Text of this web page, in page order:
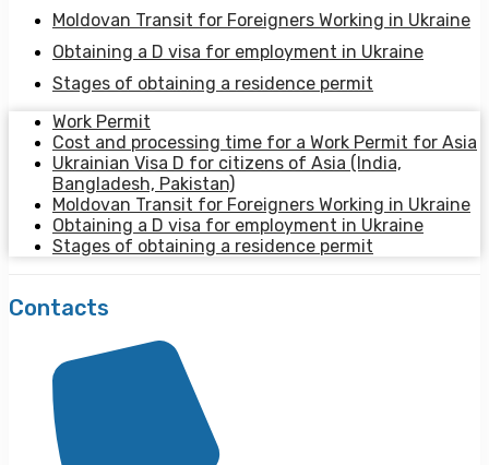
Moldovan Transit for Foreigners Working in Ukraine
Obtaining a D visa for employment in Ukraine
Stages of obtaining a residence permit
Work Permit
Cost and processing time for a Work Permit for Asia
Ukrainian Visa D for citizens of Asia (India,
Bangladesh, Pakistan)
Moldovan Transit for Foreigners Working in Ukraine
Obtaining a D visa for employment in Ukraine
Stages of obtaining a residence permit
Contacts